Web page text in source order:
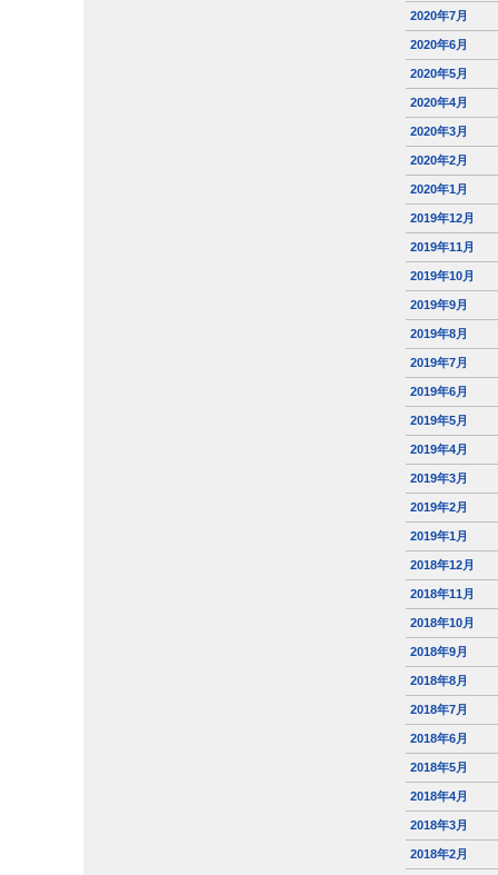
2020年7月
2020年6月
2020年5月
2020年4月
2020年3月
2020年2月
2020年1月
2019年12月
2019年11月
2019年10月
2019年9月
2019年8月
2019年7月
2019年6月
2019年5月
2019年4月
2019年3月
2019年2月
2019年1月
2018年12月
2018年11月
2018年10月
2018年9月
2018年8月
2018年7月
2018年6月
2018年5月
2018年4月
2018年3月
2018年2月